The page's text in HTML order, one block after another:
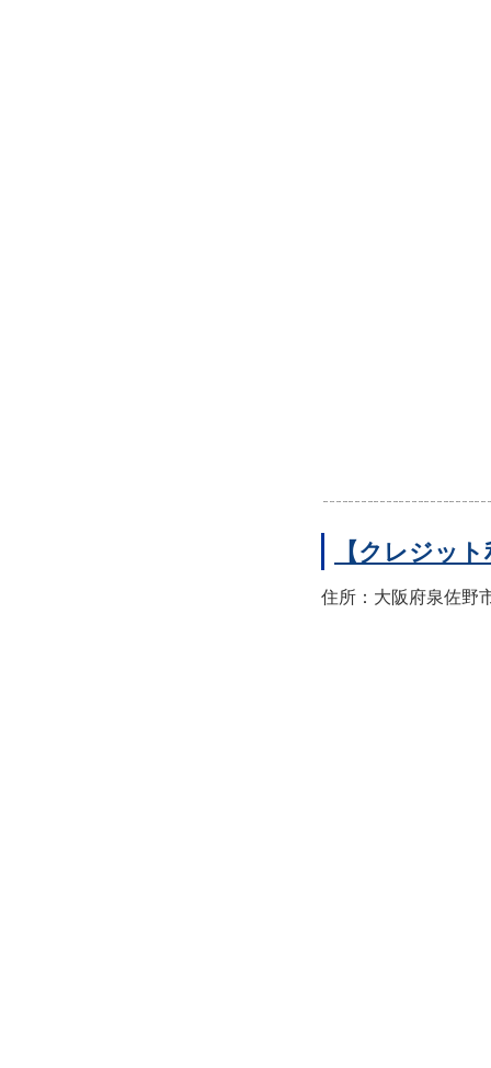
【クレジッ
住所：大阪府泉佐野